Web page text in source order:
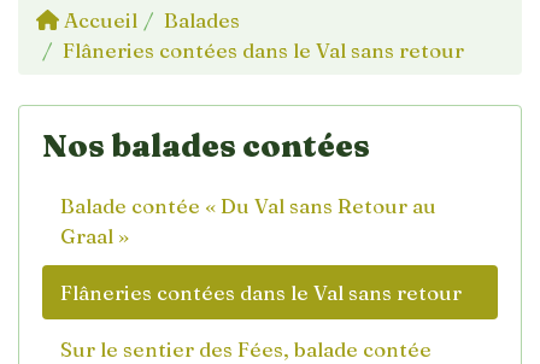
Accueil
Balades
Flâneries contées dans le Val sans retour
Nos balades contées
Balade contée « Du Val sans Retour au
Graal »
Flâneries contées dans le Val sans retour
Sur le sentier des Fées, balade contée